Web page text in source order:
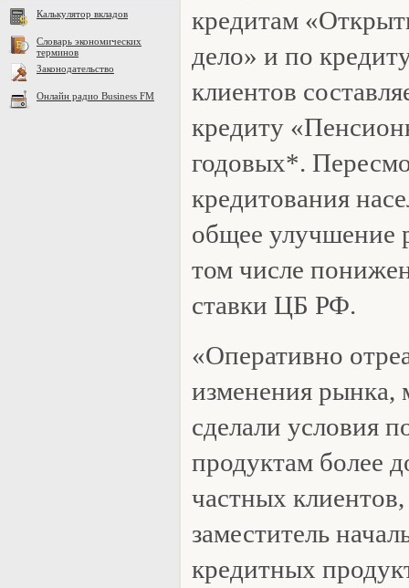
Калькулятор вкладов
Словарь экономических
терминов
Законодательство
Онлайн радио Business FM
кредитам
дело» и по
клиентов
кредиту
годовых*.
кредитования
общее улучшение
том числе
ставки ЦБ РФ.
«Оперативно
изменения
сделали условия
продуктам более
частных
заместитель
кредитных